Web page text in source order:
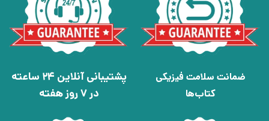
ضمانت سلامت فیزیکی
کتاب‌ها
پشتیبانی آنلاین 24 ساعته
در 7 روز هفته